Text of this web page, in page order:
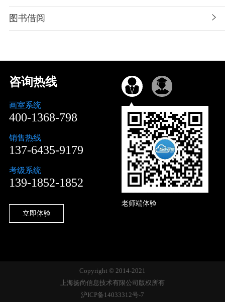
图书借阅
咨询热线
画室系统
400-1368-798
销售热线
137-6435-9179
考级系统
139-1852-1852
立即体验
老师端体验
Copyright © 2014-2021
上海扬尚信息技术有限公司版权所有
沪ICP备14033312号-7